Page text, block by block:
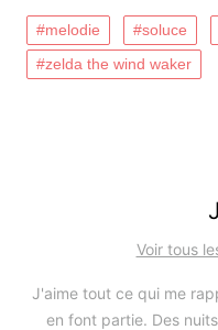
melodie soluce
zelda the wind waker
Voir tous
J'aime tout ce qui me
en font partie. Des